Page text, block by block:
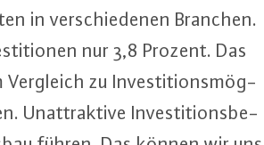
in ver­schie­de­nen Branchen.
nur 3,8 Prozent. Das
Vergleich zu In­ves­ti­ti­ons­mög­
Un­at­trak­ti­ve In­ves­ti­ti­ons­be­